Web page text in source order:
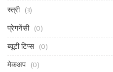
स्त्री (3)
प्रेगनेंसी (0)
ब्यूटी टिप्स (0)
मेकअप (0)